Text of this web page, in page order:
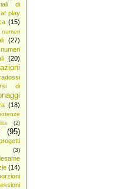
di
play
(15)
numeri
(27)
numeri
(20)
di
(18)
(2)
(95)
(3)
(14)